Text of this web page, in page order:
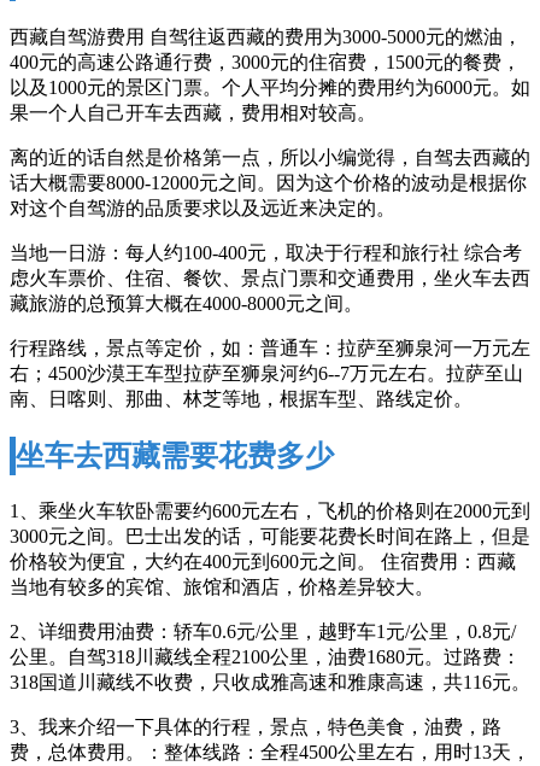
西藏自驾游费用 自驾往返西藏的费用为3000-5000元的燃油，
400元的高速公路通行费，3000元的住宿费，1500元的餐费，
以及1000元的景区门票。个人平均分摊的费用约为6000元。如
果一个人自己开车去西藏，费用相对较高。
离的近的话自然是价格第一点，所以小编觉得，自驾去西藏的
话大概需要8000-12000元之间。因为这个价格的波动是根据你
对这个自驾游的品质要求以及远近来决定的。
当地一日游：每人约100-400元，取决于行程和旅行社 综合考
虑火车票价、住宿、餐饮、景点门票和交通费用，坐火车去西
藏旅游的总预算大概在4000-8000元之间。
行程路线，景点等定价，如：普通车：拉萨至狮泉河一万元左
右；4500沙漠王车型拉萨至狮泉河约6--7万元左右。拉萨至山
南、日喀则、那曲、林芝等地，根据车型、路线定价。
坐车去西藏需要花费多少
1、乘坐火车软卧需要约600元左右，飞机的价格则在2000元到
3000元之间。巴士出发的话，可能要花费长时间在路上，但是
价格较为便宜，大约在400元到600元之间。 住宿费用：西藏
当地有较多的宾馆、旅馆和酒店，价格差异较大。
2、详细费用油费：轿车0.6元/公里，越野车1元/公里，0.8元/
公里。自驾318川藏线全程2100公里，油费1680元。过路费：
318国道川藏线不收费，只收成雅高速和雅康高速，共116元。
3、我来介绍一下具体的行程，景点，特色美食，油费，路
费，总体费用。：整体线路：全程4500公里左右，用时13天，